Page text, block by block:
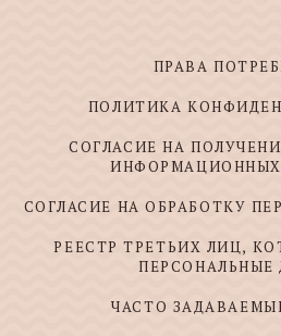
ПРАВА
ПОЛИТИКА
СОГЛАСИЕ НА
ИНФОРМАЦИОННЫХ
СОГЛАСИЕ НА ОБРАБОТКУ
РЕЕСТР ТРЕТЬИХ ЛИЦ,
ПЕРСОНАЛЬНЫЕ
ЧАСТО